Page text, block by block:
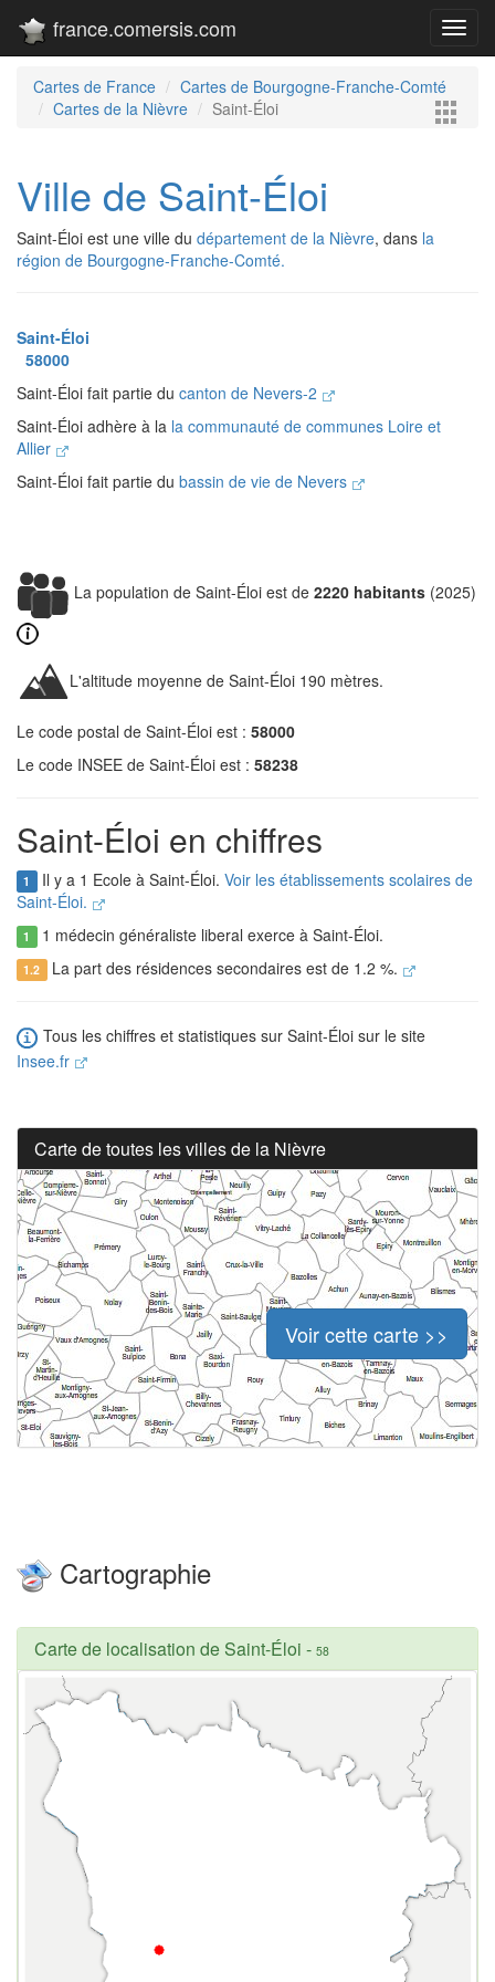
france.comersis.com
Cartes de France
Cartes de Bourgogne-Franche-Comté
Cartes de la Nièvre
Saint-Éloi
Ville de Saint-Éloi
Saint-Éloi est une ville du département de la Nièvre, dans la
région de Bourgogne-Franche-Comté.
Saint-Éloi
58000
Saint-Éloi fait partie du canton de Nevers-2
Saint-Éloi adhère à la la communauté de communes Loire et
Allier
Saint-Éloi fait partie du bassin de vie de Nevers
La population de Saint-Éloi est de 2220 habitants (2025)
L'altitude moyenne de Saint-Éloi 190 mètres.
Le code postal de Saint-Éloi est : 58000
Le code INSEE de Saint-Éloi est : 58238
Saint-Éloi en chiffres
1 Il y a 1 Ecole à Saint-Éloi. Voir les établissements scolaires de
Saint-Éloi.
1 1 médecin généraliste liberal exerce à Saint-Éloi.
1.2 La part des résidences secondaires est de 1.2 %.
Tous les chiffres et statistiques sur Saint-Éloi sur le site
Insee.fr
Carte de toutes les villes de la Nièvre
Voir cette carte >>
Cartographie
Carte de localisation de Saint-Éloi - 58